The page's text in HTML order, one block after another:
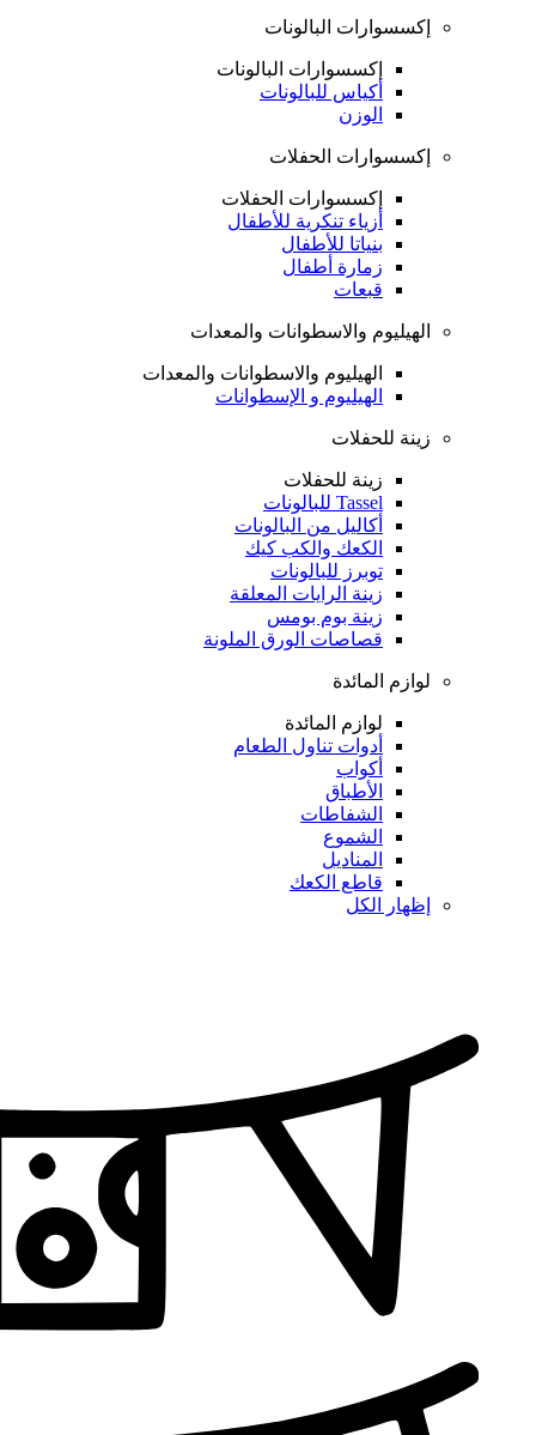
إكسسوارات البالونات
إكسسوارات البالونات
أكياس للبالونات
الوزن
إكسسوارات الحفلات
إكسسوارات الحفلات
أزياء تنكرية للأطفال
بنياتا للأطفال
زمارة أطفال
قبعات
الهيليوم والاسطوانات والمعدات
الهيليوم والاسطوانات والمعدات
الهيليوم و الإسطوانات
زينة للحفلات
زينة للحفلات
Tassel للبالونات
أكاليل من البالونات
الكعك والكب كيك
توبرز للبالونات
زينة الرايات المعلقة
زينة بوم بومس
قصاصات الورق الملونة
لوازم المائدة
لوازم المائدة
أدوات تناول الطعام
أكواب
الأطباق
الشفاطات
الشموع
المناديل
قاطع الكعك
إظهار الكل